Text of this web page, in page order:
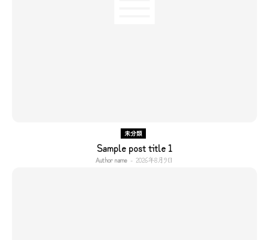
未分類
Sample post title 1
Author name - 2026年8月9日